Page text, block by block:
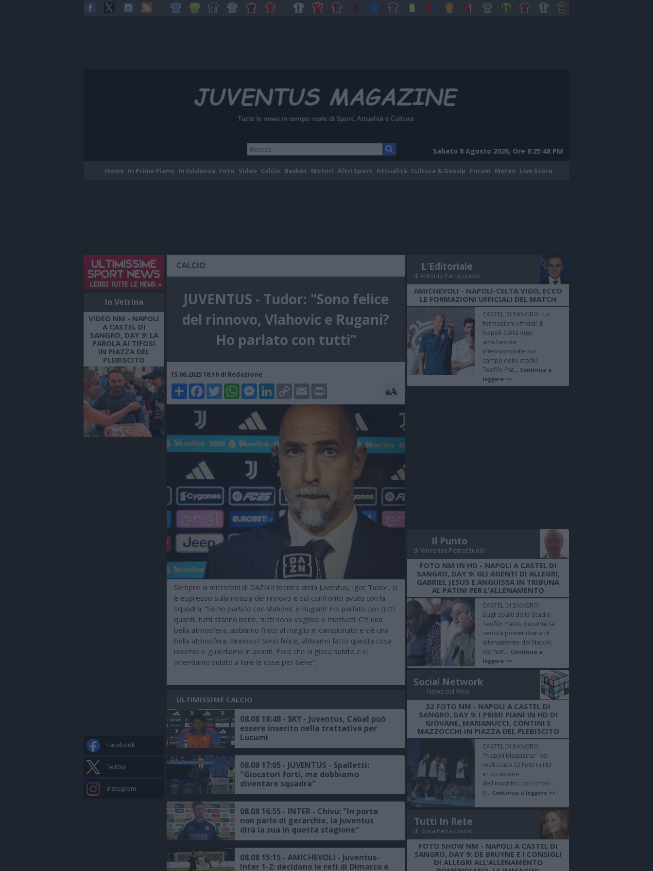
Sabato 8 Agosto 2026, Ore 6:25:49 PM
Home In Primo Piano In Evidenza Foto Video Calcio Basket Motori Altri Sport Attualità Cultura & Gossip Forum Meteo Live Score
In Vetrina
VIDEO NM - NAPOLI
A CASTEL DI
SANGRO, DAY 9: LA
PAROLA AI TIFOSI
IN PIAZZA DEL
PLEBISCITO
Facebook
Twitter
Instagram
CALCIO
JUVENTUS - Tudor: "Sono felice
del rinnovo, Vlahovic e Rugani?
Ho parlato con tutti”
15.06.2025 18:10 di Redazione
ShareFacebookTwitterWhatsAppMessenger
LinkedIn
Copy
Link
Email Print aA
Sempre ai microfoni di DAZN il tecnico della Juventus, Igor Tudor, si
è espresso sulla notizia del rinnovo e sul confronto avuto con la
squadra: “Se ho parlato con Vlahovic e Rugani? Ho parlato con tutti
quanti, tutti stanno bene, tutti sono vogliosi e motivati. C’è una
bella atmosfera, abbiamo finito al meglio in campionato e c’è una
bella atmosfera. Rinnovo? Sono felice, abbiamo fatto questa cosa
insieme e guardiamo in avanti. Ecco che si gioca subito e ci
orientiamo subito a fare le cose per bene”.
ULTIMISSIME CALCIO
08.08 18:48 - SKY - Juventus, Cabal può
essere inserito nella trattativa per
Lucumi
08.08 17:05 - JUVENTUS - Spalletti:
"Giocatori forti, ma dobbiamo
diventare squadra"
08.08 16:55 - INTER - Chivu: "In porta
non parlo di gerarchie, la Juventus
dirà la sua in questa stagione"
08.08 15:15 - AMICHEVOLI - Juventus-
Inter 1-2: decidono le reti di Dimarco e
L'Editoriale
di Antonio Petrazzuolo
AMICHEVOLI - NAPOLI-CELTA VIGO, ECCO
LE FORMAZIONI UFFICIALI DEL MATCH
CASTEL DI SANGRO - Le
formazioni ufficiali di
Napoli-Celta Vigo,
amichevole
internazionale sul
campo dello stadio
Teofilo Pat... Continua a
leggere >>
Il Punto
di Vincenzo Petrazzuolo
FOTO NM IN HD - NAPOLI A CASTEL DI
SANGRO, DAY 9: GLI AGENTI DI ALLEGRI,
GABRIEL JESUS E ANGUISSA IN TRIBUNA
AL PATINI PER L'ALLENAMENTO
CASTEL DI SANGRO -
Sugli spalti dello Stadio
Teofilo Patini, durante la
seduta pomeridiana di
allenamento del Napoli,
nel non... Continua a
leggere >>
Social Network
News dal Web
32 FOTO NM - NAPOLI A CASTEL DI
SANGRO, DAY 9: I PRIMI PIANI IN HD DI
GIOVANE, MARIANUCCI, CONTINI E
MAZZOCCHI IN PIAZZA DEL PLEBISCITO
CASTEL DI SANGRO -
"Napoli Magazine" ha
realizzato 32 Foto in HD
in occasione
dell'incontro con i tifosi
e... Continua a leggere >>
Tutti In Rete
di Rosa Petrazzuolo
FOTO SHOW NM - NAPOLI A CASTEL DI
SANGRO, DAY 9: DE BRUYNE E I CONSIGLI
DI ALLEGRI ALL’ALLENAMENTO